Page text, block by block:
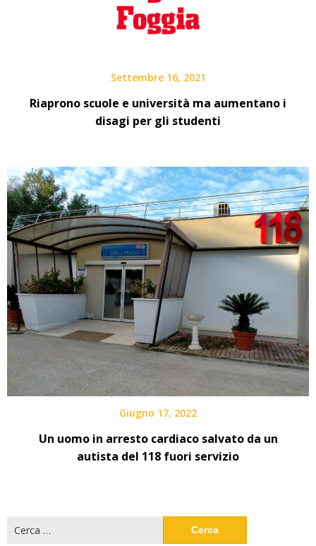
Settembre 16, 2021
Riaprono scuole e università ma aumentano i
disagi per gli studenti
Giugno 17, 2022
Un uomo in arresto cardiaco salvato da un
autista del 118 fuori servizio
per: